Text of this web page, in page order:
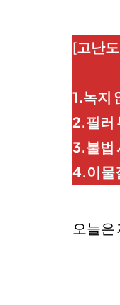
[고난
1.녹지
2.필러
3.불법
4.이물
오늘은